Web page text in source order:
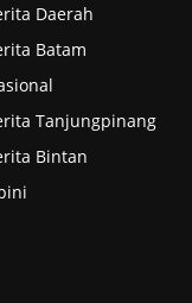
Daerah
Batam
Tanjungpinang
Bintan